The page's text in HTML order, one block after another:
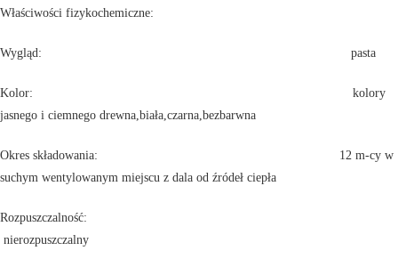
Właściwości fizykochemiczne:
Wygląd: pasta
Kolor: kolory
jasnego i ciemnego drewna,biała,czarna,bezbarwna
Okres składowania: 12 m-cy w
suchym wentylowanym miejscu z dala od źródeł ciepła
Rozpuszczalność:
nierozpuszczalny